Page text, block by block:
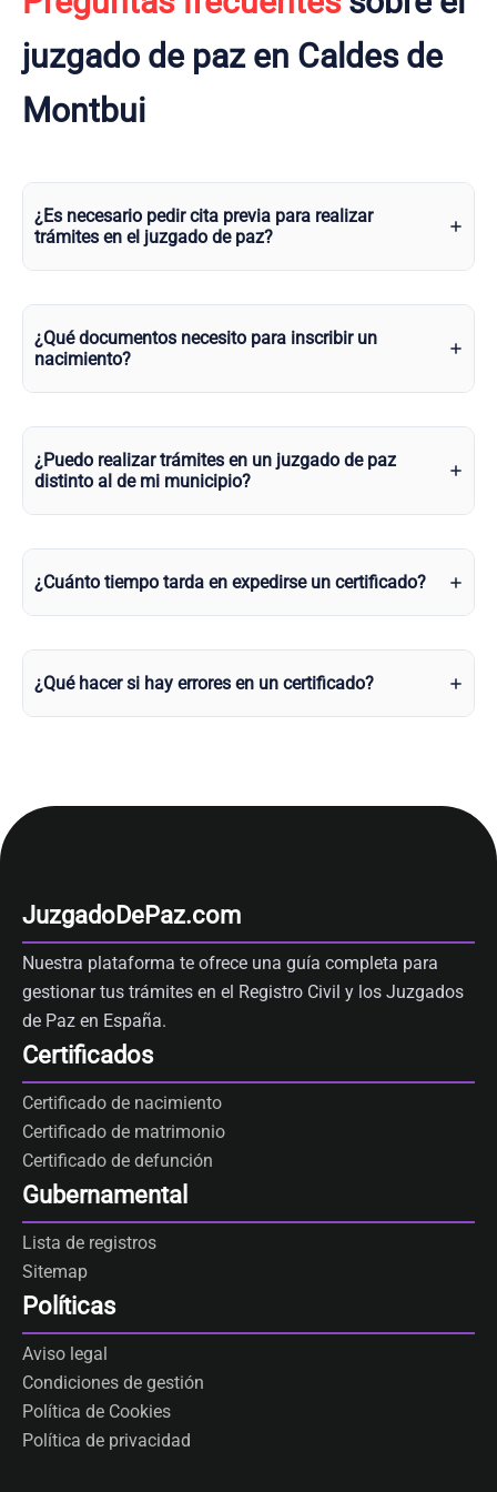
juzgado de paz en Caldes de
Montbui
¿Es necesario pedir cita previa para realizar
trámites en el juzgado de paz?
¿Qué documentos necesito para inscribir un
nacimiento?
¿Puedo realizar trámites en un juzgado de paz
distinto al de mi municipio?
¿Cuánto tiempo tarda en expedirse un certificado?
¿Qué hacer si hay errores en un certificado?
JuzgadoDePaz.com
Nuestra plataforma te ofrece una guía completa para
gestionar tus trámites en el Registro Civil y los Juzgados
de Paz en España.
Certificados
Certificado de nacimiento
Certificado de matrimonio
Certificado de defunción
Gubernamental
Lista de registros
Sitemap
Políticas
Aviso legal
Condiciones de gestión
Política de Cookies
Política de privacidad